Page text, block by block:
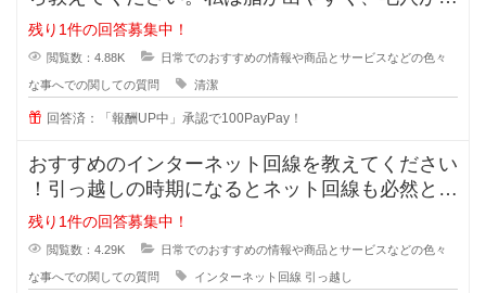
立っています。いわゆるいちごバナ
残り1件の回答募集中！
閲覧数：4.88K 日常でのおすすめの情報や商品とサービスなどの色々
な事へでの関しての質問 清潔
回答済：「報酬UP中」承認で100PayPay！
おすすめのインターネット回線を教えてください
！引っ越しの時期になるとネット回線も必然と変
えようかなと思いますよね！
残り1件の回答募集中！
閲覧数：4.29K 日常でのおすすめの情報や商品とサービスなどの色々
な事へでの関しての質問 インターネット回線 引っ越し